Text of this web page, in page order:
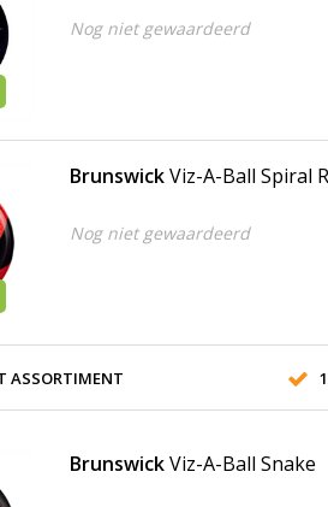
Nog niet gewaardeerd
BrunswickViz-A-Ball Spiral
Nog niet gewaardeerd
ASSORTIMENT
BrunswickViz-A-Ball Snake